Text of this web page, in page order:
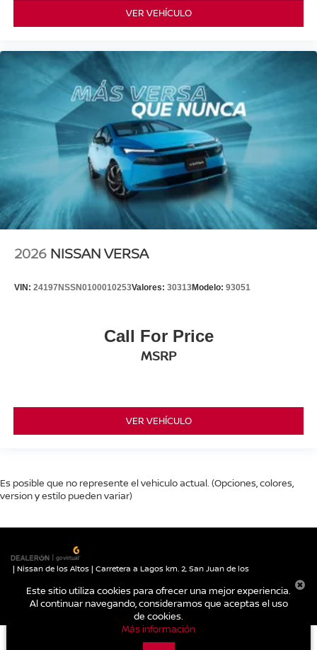
VER VEHÍCULO
2026 NISSAN VERSA
VIN: 24197NSSN0100010253Valores: 30313Modelo: 93051
Call For Price
MSRP
VER VEHÍCULO
Es posible que no represente el vehiculo actual. (Opciones, colores,
version y estilo pueden variar)
| Nissan de los Altos | Carretera a Lagos km. 2, San Juan de los
Aviso de Privacidad|Mapa del sitio
Este sitio utiliza cookies para ofrecer una mejor experiencia.
Al continuar navegando, consideramos que aceptas el uso
de cookies.
Más información